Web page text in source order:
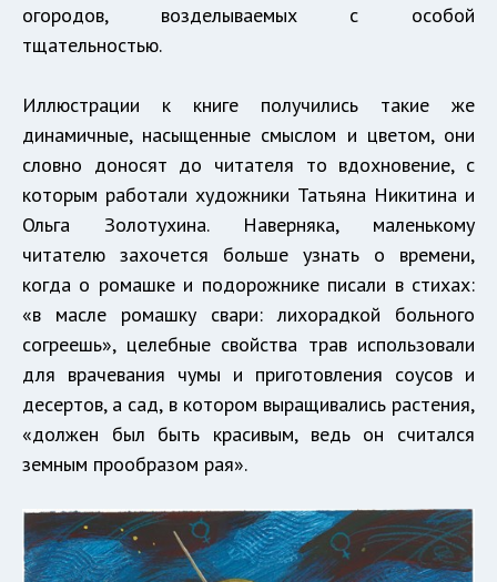
огородов, возделываемых с особой
тщательностью.
Иллюстрации к книге получились такие же
динамичные, насыщенные смыслом и цветом, они
словно доносят до читателя то вдохновение, с
которым работали художники Татьяна Никитина и
Ольга Золотухина. Наверняка, маленькому
читателю захочется больше узнать о времени,
когда о ромашке и подорожнике писали в стихах:
«в масле ромашку свари: лихорадкой больного
согреешь», целебные свойства трав использовали
для врачевания чумы и приготовления соусов и
десертов, а сад, в котором выращивались растения,
«должен был быть красивым, ведь он считался
земным прообразом рая».